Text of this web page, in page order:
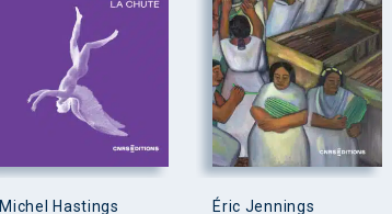
Michel Hastings Éric Jennings